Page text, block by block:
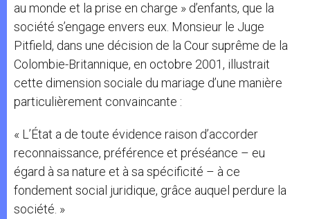
au monde et la prise en charge » d’enfants, que la
société s’engage envers eux. Monsieur le Juge
Pitfield, dans une décision de la Cour suprême de la
Colombie-Britannique, en octobre 2001, illustrait
cette dimension sociale du mariage d’une manière
particulièrement convaincante :
« L’État a de toute évidence raison d’accorder
reconnaissance, préférence et préséance – eu
égard à sa nature et à sa spécificité – à ce
fondement social juridique, grâce auquel perdure la
société. »